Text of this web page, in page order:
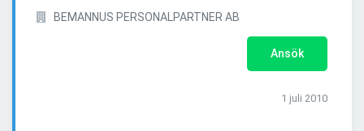
BEMANNUS PERSONALPARTNER AB
Ansök
1 juli 2010